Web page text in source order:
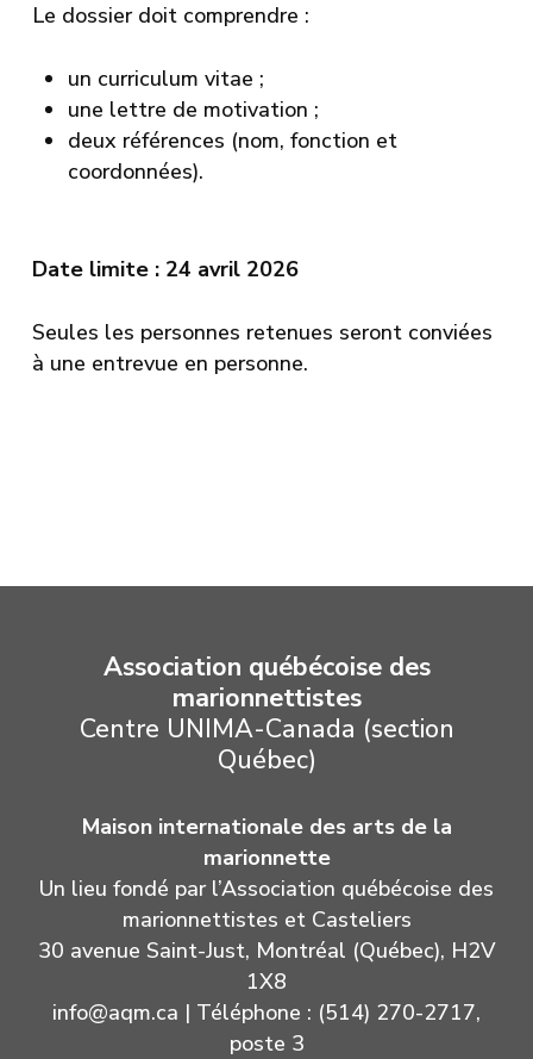
Le dossier doit comprendre :
un curriculum vitae ;
une lettre de motivation ;
deux références (nom, fonction et
coordonnées).
Date limite : 24 avril 2026
Seules les personnes retenues seront conviées
à une entrevue en personne.
Association québécoise des
marionnettistes
Centre UNIMA-Canada (section
Québec)
Maison internationale des arts de la
marionnette
Un lieu fondé par l’Association québécoise des
marionnettistes et Casteliers
30 avenue Saint-Just, Montréal (Québec), H2V
1X8
info@aqm.ca | Téléphone : (514) 270-2717,
poste 3